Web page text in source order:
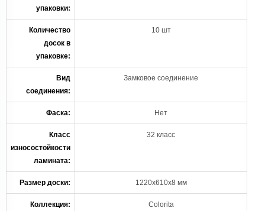
упаковки:
Количество
досок в
упаковке:
10 шт
Вид
соединения:
Замковое соединение
Фаска: Нет
Класс
износостойкости
ламината:
32 класс
Размер доски: 1220х610х8 мм
Коллекция: Colorita